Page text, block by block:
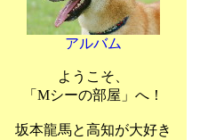
アルバム
ようこそ、
「Mシーの部屋」へ！
坂本龍馬と高知が大好き